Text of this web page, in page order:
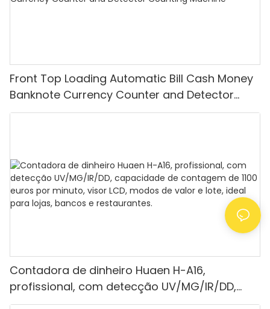
Front Top Loading Automatic Bill Cash Money
Banknote Currency Counter and Detector
Counting Machine
Contadora de dinheiro Huaen H-A16,
profissional, com detecção UV/MG/IR/DD,
capacidade de contagem de 1100 euros por